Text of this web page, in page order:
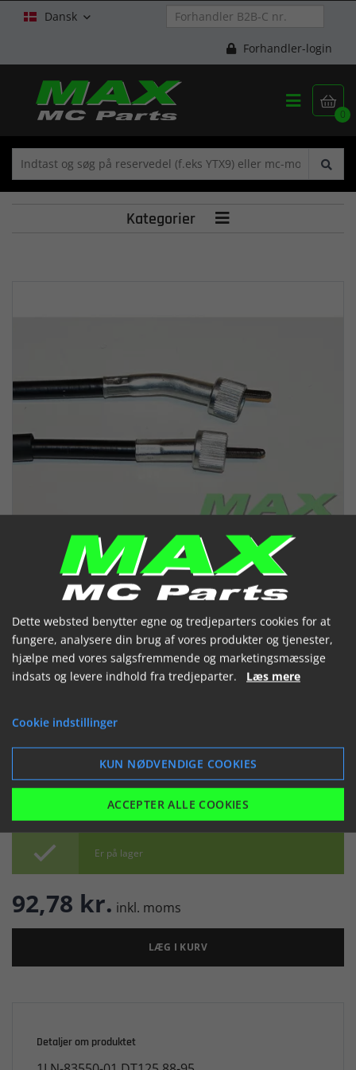
Dansk 
Forhandler-login

0

Kategorier 
Speedometerkabel YAMAHA
DT125 88-95
(044342)
 Er på lager
92,78 kr. inkl. moms
LÆG I KURV
Detaljer om produktet
Dette websted benytter egne og tredjeparters cookies for at
fungere, analysere din brug af vores produkter og tjenester,
hjælpe med vores salgsfremmende og marketingsmæssige
indsats og levere indhold fra tredjeparter. Læs mere
Cookie indstillinger
KUN NØDVENDIGE COOKIES
ACCEPTER ALLE COOKIES